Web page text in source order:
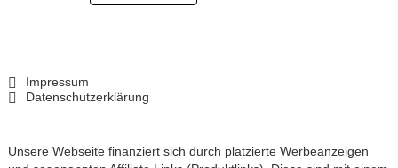
Impressum
Datenschutzerklärung
Unsere Webseite finanziert sich durch platzierte Werbeanzeigen